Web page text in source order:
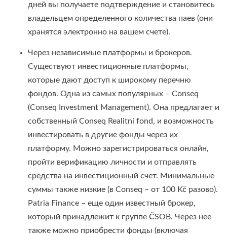
дней вы получаете подтверждение и становитесь
владельцем определенного количества паев (они
хранятся электронно на вашем счете).
Через независимые платформы и брокеров.
Существуют инвестиционные платформы,
которые дают доступ к широкому перечню
фондов. Одна из самых популярных – Conseq
(Conseq Investment Management). Она предлагает и
собственный Conseq Realitní fond, и возможность
инвестировать в другие фонды через их
платформу. Можно зарегистрироваться онлайн,
пройти верификацию личности и отправлять
средства на инвестиционный счет. Минимальные
суммы также низкие (в Conseq – от 100 Kč разово).
Patria Finance – еще один известный брокер,
который принадлежит к группе ČSOB. Через нее
также можно приобрести фонды (включая